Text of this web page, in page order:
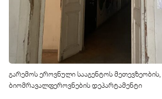
გარემოს ეროვნული სააგენტოს
ბიომრავალფეროვნების დეპარტამენტი